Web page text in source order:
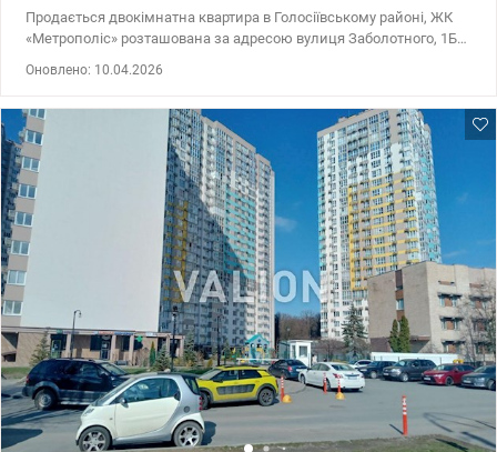
Продається двокімнатна квартира в Голосіївському районі, ЖК
«Метрополіс» розташована за адресою вулиця Заболотного, 1Б.
простора. Зручне функціональне планування: 2 спальні (32,2
м.кв.), кухня-вітальня – 21,6 м.кв., два санвузли. Загальний стан
квартири - від будівельників, є стяжка підлоги, встановлені
алюмінієві рами, бронедвері. Опалення індивідуальне (в
квартирі) – електричний котел. Загальна площа дозволяє
реалізувати будь-який дизайнерський задум. Вже проведено
електропроводку, систему кондиціонування, каналізацію,
встановлено радіатори, передбачено два окремі санвузли та
місце під містку гардеробну. Квартира підготовлена для
чистового оздоблення і стане чудовим стартом для створення
домівки своєї мрії. Сучасний будинок комфорт-класу, монолітно-
каркасної технології будівництва з підвищеною
енергоефективністю, що забезпечує невелику вартість опалення
і високий рівень комфорту. Стіни з червоної цегли. Несучі
конструкції виконані з монолітного залізобетону. Зовнішні стіни
надійно утеплені плитами мінеральної вати. Висота стелі – 3 м.
Оновлено: 10.04.2026